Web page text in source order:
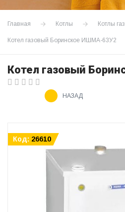
Главная Котлы Котлы
Котел газовый Боринское ИШМА-63У2
Котел газовый
НАЗАД
Код: 26610